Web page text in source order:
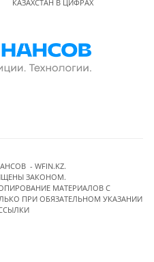
КАЗАХСТАН В ЦИФРАХ
- WFIN.KZ.
ЗАКОНОМ.
МАТЕРИАЛОВ C
ПРИ ОБЯЗАТЕЛЬНОМ УКАЗАНИИ